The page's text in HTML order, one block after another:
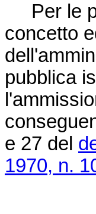
Per le
concetto
pubblica
e 27 del
1970, n.